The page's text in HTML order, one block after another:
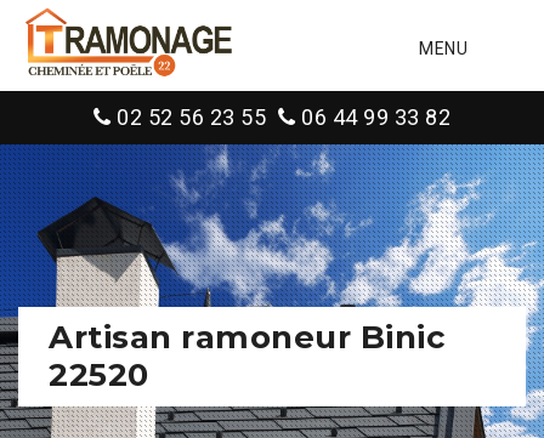
MENU
02 52 56 23 55 06 44 99 33 82
Artisan ramoneur Binic
22520